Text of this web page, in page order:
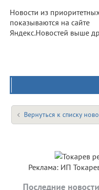
Новости из
показываются на сайте
Яндекс.Новостей выше
Вернуться к списку
Реклама: ИП
Последние новости